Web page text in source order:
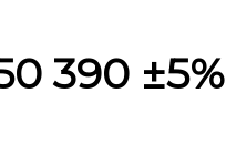
390 ±5%